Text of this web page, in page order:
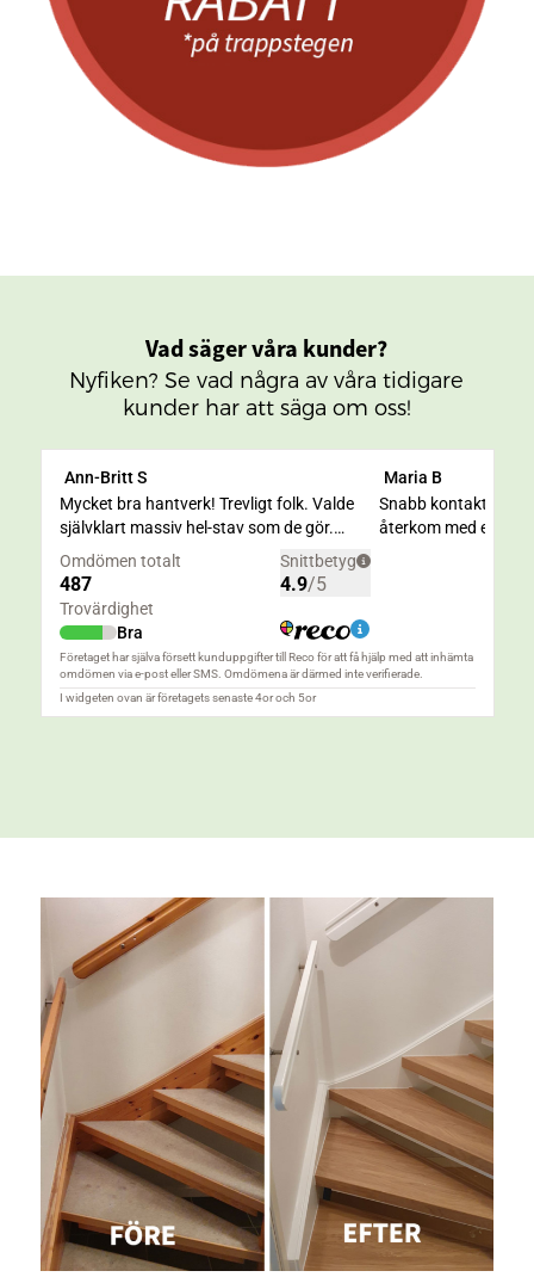
Vad säger våra kunder?
Nyfiken? Se vad några av våra tidigare
kunder har att säga om oss!